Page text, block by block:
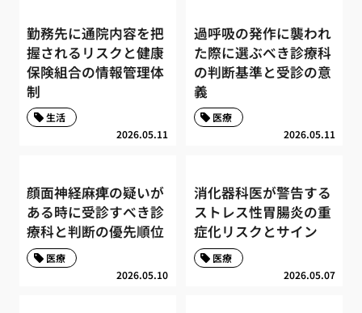
勤務先に通院内容を把
握されるリスクと健康
保険組合の情報管理体
制
2026.05.11
生活
過呼吸の発作に襲われ
た際に選ぶべき診療科
の判断基準と受診の意
義
2026.05.11
医療
顔面神経麻痺の疑いが
ある時に受診すべき診
療科と判断の優先順位
2026.05.10
医療
消化器科医が警告する
ストレス性胃腸炎の重
症化リスクとサイン
2026.05.07
医療